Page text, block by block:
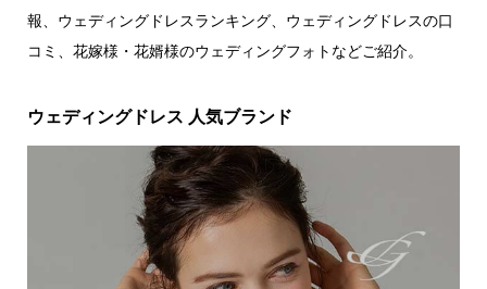
報、ウェディングドレスランキング、ウェディングドレスの口
コミ、花嫁様・花婿様のウェディングフォトなどご紹介。
ウェディングドレス 人気ブランド